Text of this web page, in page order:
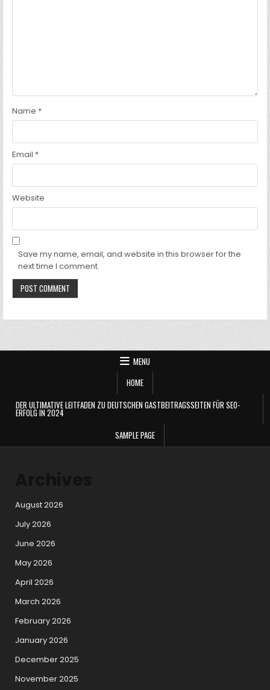
Name *
Email *
Website
Save my name, email, and website in this browser for the
next time I comment.
MENU
HOME
DER ULTIMATIVE LEITFADEN ZU DEUTSCHEN GASTBEITRAGSSEITEN FÜR SEO-
ERFOLG IN 2024
SAMPLE PAGE
August 2026
July 2026
June 2026
May 2026
April 2026
March 2026
February 2026
January 2026
December 2025
November 2025